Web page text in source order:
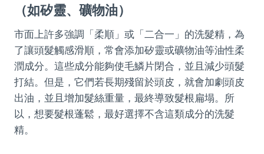
（如矽靈、礦物油）
市面上許多強調「柔順」或「二合一」的洗髮精，為
了讓頭髮觸感滑順，常會添加矽靈或礦物油等油性柔
潤成分。這些成分能夠使毛鱗片閉合，並且減少頭髮
打結。但是，它們若長期殘留於頭皮，就會加劇頭皮
出油，並且增加髮絲重量，最終導致髮根扁塌。所
以，想要髮根蓬鬆，最好選擇不含這類成分的洗髮
精。